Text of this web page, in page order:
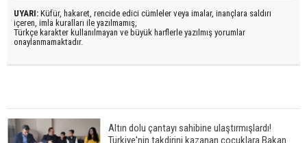
UYARI: Küfür, hakaret, rencide edici cümleler veya imalar, inançlara saldırı
içeren, imla kuralları ile yazılmamış,
Türkçe karakter kullanılmayan ve büyük harflerle yazılmış yorumlar
onaylanmamaktadır.
Altın dolu çantayı sahibine ulaştırmışlardı!
Türkiye'nin takdirini kazanan çocuklara Bakan